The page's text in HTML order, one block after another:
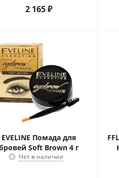
2 165₽
EVELINE Помада для
Soft Brown 4 г
Нет в наличии